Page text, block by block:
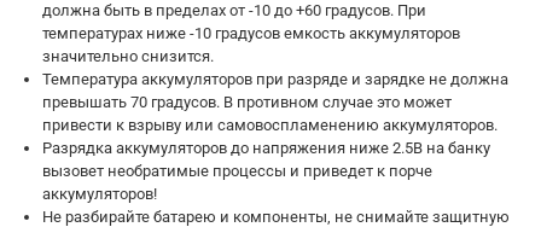
должна быть в пределах от -10 до +60 градусов. При
температурах ниже -10 градусов емкость аккумуляторов
значительно снизится.
Температура аккумуляторов при разряде и зарядке не должна
превышать 70 градусов. В противном случае это может
привести к взрыву или самовоспламенению аккумуляторов.
Разрядка аккумуляторов до напряжения ниже 2.5В на банку
вызовет необратимые процессы и приведет к порче
аккумуляторов!
Не разбирайте батарею и компоненты, не снимайте защитную